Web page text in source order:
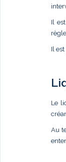
Il
Il
Le
Au